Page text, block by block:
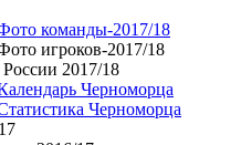
команды-2017/18
игроков-2017/18
2017/18
Черноморца
Черноморца